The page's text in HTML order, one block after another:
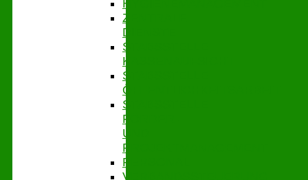
HYGIENEMANAGEMENT
ZENTRALE
DIENSTE
STABSSTELLE
KASSENAUFSICHT
STABSSTELLE
ÖFFENTLICHKEITSARBEIT
STABSSTELLE
FÖRDER-
UND
PROJEKTMANAGEMENT
PERSONAL
VERBANDSSTEUERUNG